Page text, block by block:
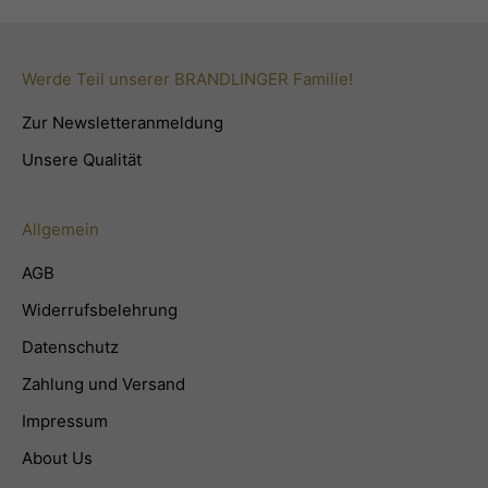
Werde Teil unserer BRANDLINGER Familie!
Zur Newsletteranmeldung
Unsere Qualität
Allgemein
AGB
Widerrufsbelehrung
Datenschutz
Zahlung und Versand
Impressum
About Us